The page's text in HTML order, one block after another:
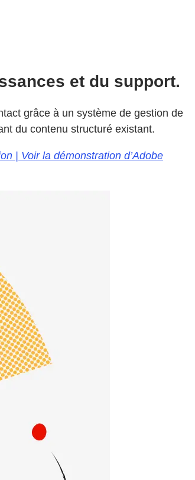
et du support.
grâce à un système de gestion de
du contenu structuré existant.
| Voir la démonstration d’Adobe